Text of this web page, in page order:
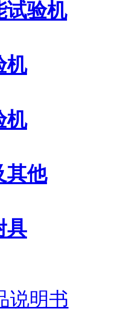
试验机
机
机
其他
具
说明书